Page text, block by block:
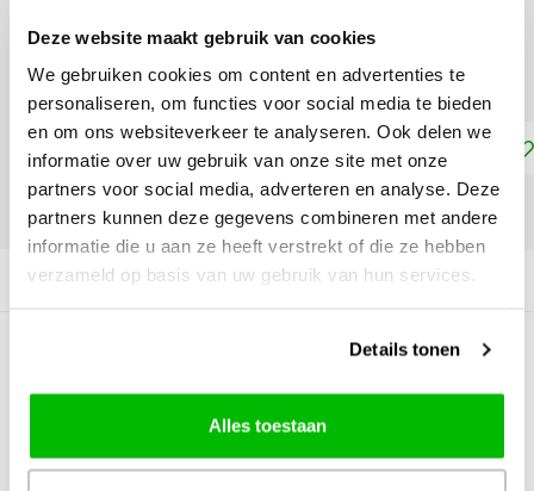
Deze website maakt gebruik van cookies
We gebruiken cookies om content en advertenties te
personaliseren, om functies voor social media te bieden
en om ons websiteverkeer te analyseren. Ook delen we
informatie over uw gebruik van onze site met onze
partners voor social media, adverteren en analyse. Deze
partners kunnen deze gegevens combineren met andere
informatie die u aan ze heeft verstrekt of die ze hebben
verzameld op basis van uw gebruik van hun services.
Details tonen
Alles toestaan
"DMC COLOUR VARIATIONS" OF "DMC LIGHT
EFFECTS " KOOPT, ONTVANG JE EEN KORTING VAN
100% OP HET LAAGSTGEPRIJSDE PRODUCT.
Toevoegen aan winkelwagen
DELEN:
Productomschrijving